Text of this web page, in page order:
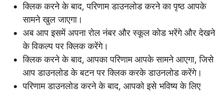
क्लिक करने के बाद, परिणाम डाउनलोड करने का पृष्ठ आपके
सामने खुल जाएगा।
अब आप इसमें अपना रोल नंबर और स्कूल कोड भरेंगे और देखने
के विकल्प पर क्लिक करेंगे।
क्लिक करने के बाद, आपका परिणाम आपके सामने आएगा, जिसे
आप डाउनलोड के बटन पर क्लिक करके डाउनलोड करेंगे।
परिणाम डाउनलोड करने के बाद, आपको इसे भविष्य के लिए